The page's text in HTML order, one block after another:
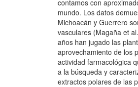
contamos con
mundo. Los datos
Michoacán y Guerrero
vasculares (Magaña et
años han jugado las
aprovechamiento de los
actividad farmacológica
a la búsqueda y
extractos polares de las